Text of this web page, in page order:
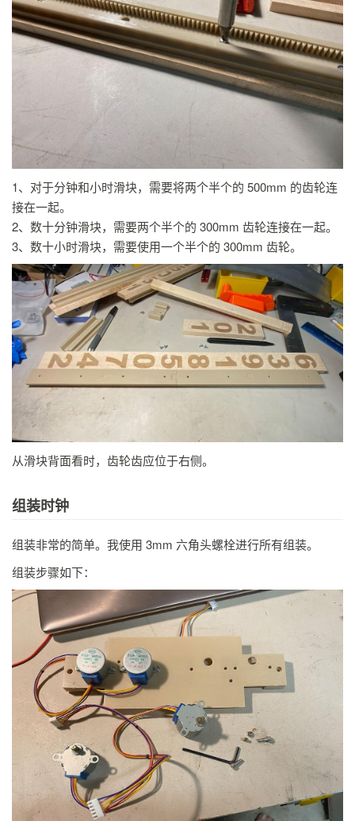
1、对于分钟和小时滑块，需要将两个半个的 500mm 的齿轮连
接在一起。
2、数十分钟滑块，需要两个半个的 300mm 齿轮连接在一起。
3、数十小时滑块，需要使用一个半个的 300mm 齿轮。
从滑块背面看时，齿轮齿应位于右侧。
组装时钟
组装非常的简单。我使用 3mm 六角头螺栓进行所有组装。
组装步骤如下：